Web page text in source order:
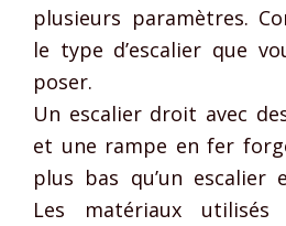
plusieurs paramètres.
le type d’escalier que
poser.
Un escalier droit avec
et une rampe en fer
plus bas qu’un escalier
Les matériaux